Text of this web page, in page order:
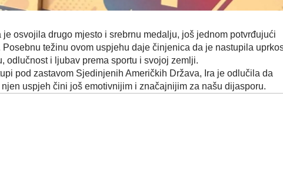
osvojila drugo mjesto i srebrnu medalju, još jednom potvrđujući
težinu ovom uspjehu daje činjenica da je nastupila
odlučnost i ljubav prema sportu i svojoj zemlji.
pod zastavom Sjedinjenih Američkih Država, Ira je odlučila da
uspjeh čini još emotivnijim i značajnijim za našu dijasporu.